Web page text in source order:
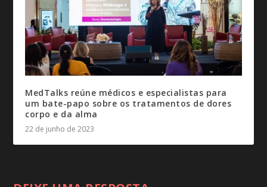
MedTalks reúne médicos e especialistas para
um bate-papo sobre os tratamentos de dores
corpo e da alma
22 de junho de 2023